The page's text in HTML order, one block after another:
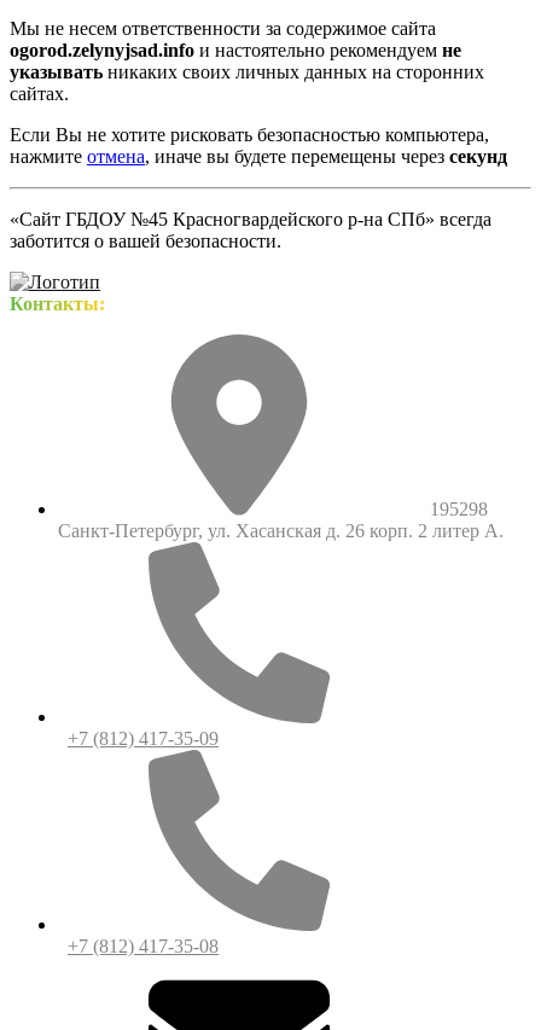
Мы не несем ответственности за содержимое сайта
ogorod.zelynyjsad.info и настоятельно рекомендуем не
указывать никаких своих личных данных на сторонних
сайтах.
Если Вы не хотите рисковать безопасностью компьютера,
нажмите отмена, иначе вы будете перемещены через секунд
«Сайт ГБДОУ №45 Красногвардейского р-на СПб» всегда
заботится о вашей безопасности.
Контакты:
195298
Санкт-Петербург, ул. Хасанская д. 26 корп. 2 литер А.
+7 (812) 417-35-09
+7 (812) 417-35-08